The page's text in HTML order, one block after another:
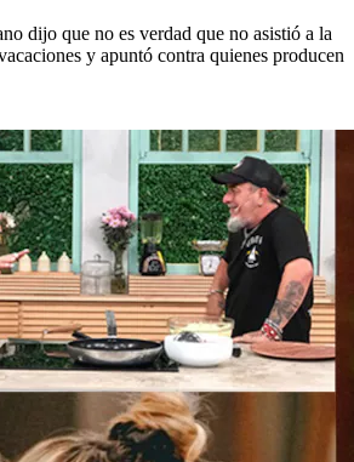
dijo que no es verdad que no asistió a la
y apuntó contra quienes producen